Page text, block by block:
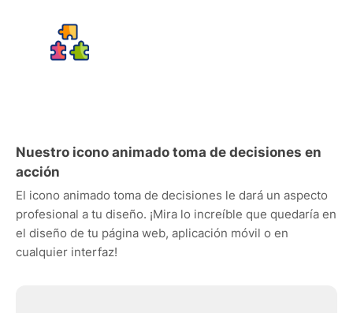
Nuestro icono animado toma de decisiones en
acción
El icono animado toma de decisiones le dará un aspecto
profesional a tu diseño. ¡Mira lo increíble que quedaría en
el diseño de tu página web, aplicación móvil o en
cualquier interfaz!